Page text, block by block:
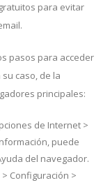
para evitar
pasos para acceder
caso, de la
principales:
de Internet >
puede
del navegador.
Configuración >